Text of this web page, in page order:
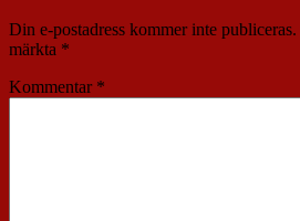
Din e-postadress kommer inte publiceras.
märkta *
Kommentar *